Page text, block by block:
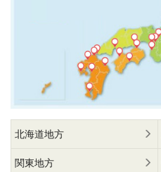
北海道地方
関東地方